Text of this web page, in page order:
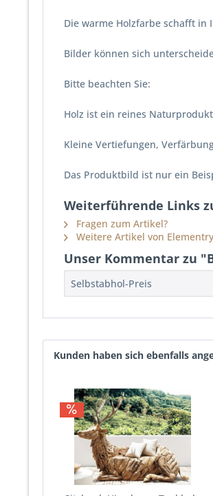
Die warme Holzfarbe schafft in
Bilder können sich
Bitte beachten Sie:
Holz ist ein reines
Kleine Vertiefungen,
Das Produktbild ist nur ein
Weiterführende Links
Fragen zum Artikel?
Weitere Artikel von Elementry
Unser Kommentar zu
Selbstabhol-Preis
Kunden haben sich ebenfalls